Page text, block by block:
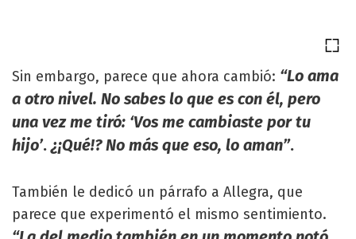
Sin embargo, parece que ahora cambió: “Lo ama
a otro nivel. No sabes lo que es con él, pero
una vez me tiró: ‘Vos me cambiaste por tu
hijo’.¿¡Qué!? No más que eso, lo aman”.
También le dedicó un párrafo a Allegra, que
parece que experimentó el mismo sentimiento.